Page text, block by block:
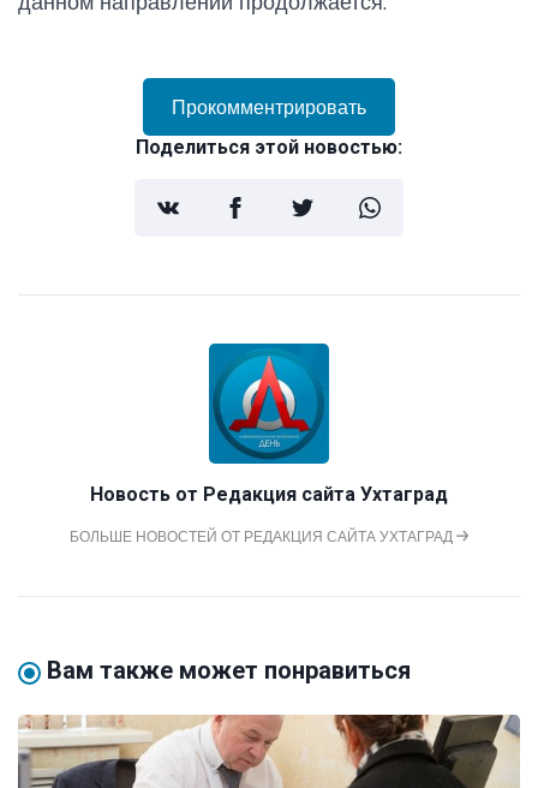
Прокомментрировать
Поделиться этой новостью:
Новость от Редакция сайта Ухтаград
БОЛЬШЕ НОВОСТЕЙ ОТ РЕДАКЦИЯ САЙТА УХТАГРАД
Вам также может понравиться